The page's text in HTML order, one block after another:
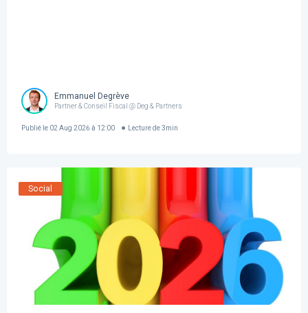
Emmanuel Degrève
Partner & Conseil Fiscal @ Deg & Partners
Publié le 02 Aug 2026 à 12:00 Lecture de 3min
Social